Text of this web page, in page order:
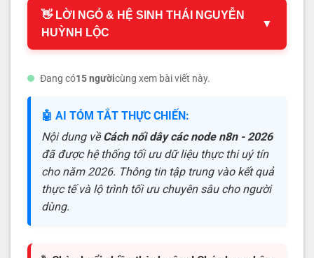
👋 LỜI NGỎ & HỆ SINH THÁI NGUYỄN
HUỲNH LỘC
▼
Đang có15 ngườicùng xem bài viết này.
🤖 AI TÓM TẮT THỰC CHIẾN:
Nội dung vềCách nối dây các node n8n - 2026
đã được hệ thống tối ưu dữ liệu thực thi uý tín
cho năm 2026. Thông tin tập trung vào kết quả
thực tế và lộ trình tối ưu chuyên sâu cho người
dùng.